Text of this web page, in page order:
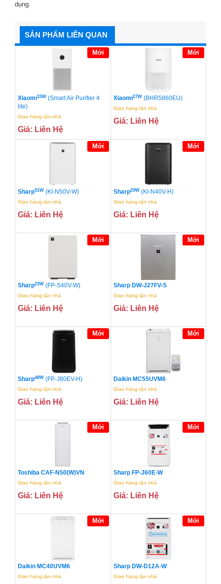
dụng.
SẢN PHẨM LIÊN QUAN
Mới
Xiaomi33W (Smart Air Purifier 4
lite)
Giao hàng tận nhà
Giá: Liên Hệ
Mới
Xiaomi27W (BHR5860EU)
Giao hàng tận nhà
Giá: Liên Hệ
Mới
Sharp51W (KI-N50V-W)
Giao hàng tận nhà
Giá: Liên Hệ
Mới
Sharp29W (KI-N40V-H)
Giao hàng tận nhà
Giá: Liên Hệ
Mới
Sharp23W (FP-S40V-W)
Giao hàng tận nhà
Giá: Liên Hệ
Mới
Sharp DW-J27FV-S
Giao hàng tận nhà
Giá: Liên Hệ
Mới
Sharp48W (FP-J80EV-H)
Giao hàng tận nhà
Giá: Liên Hệ
Mới
Daikin MC55UVM6
Giao hàng tận nhà
Giá: Liên Hệ
Mới
Toshiba CAF-N50(W)VN
Giao hàng tận nhà
Giá: Liên Hệ
Mới
Sharp FP-J60E-W
Giao hàng tận nhà
Giá: Liên Hệ
Mới
Daikin MC40UVM6
Giao hàng tận nhà
Mới
Sharp DW-D12A-W
Giao hàng tận nhà